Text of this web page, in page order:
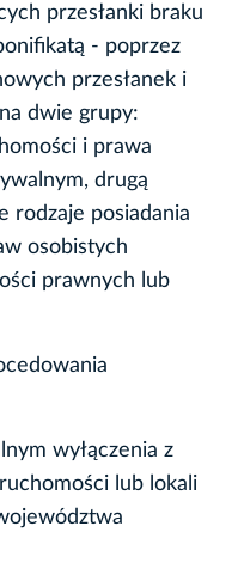
przesłanki braku
- poprzez
przesłanek i
dwie grupy:
i prawa
drugą
rodzaje posiadania
osobistych
prawnych lub
wyłączenia z
lub lokali